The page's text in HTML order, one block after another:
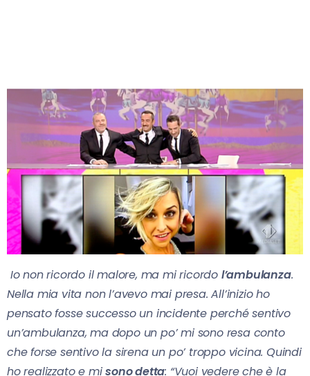
Io non ricordo il malore, ma mi ricordo l’ambulanza.
Nella mia vita non l’avevo mai presa. All’inizio ho
pensato fosse successo un incidente perché sentivo
un’ambulanza, ma dopo un po’ mi sono resa conto
che forse sentivo la sirena un po’ troppo vicina. Quindi
ho realizzato e misono detta: “Vuoi vedere che è la